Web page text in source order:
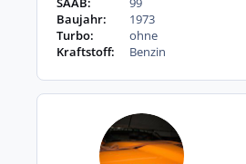
SAAB:
99
Baujahr:
1973
Turbo:
ohne
Kraftstoff:
Benzin